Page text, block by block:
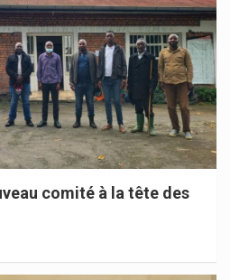
comité à la tête des